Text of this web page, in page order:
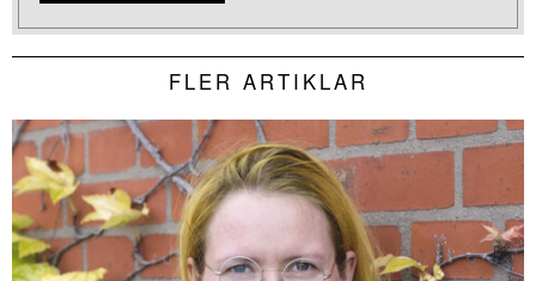
FLER ARTIKLAR